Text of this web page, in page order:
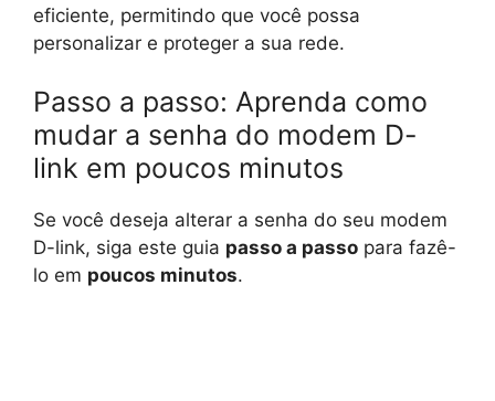
eficiente, permitindo que você possa
personalizar e proteger a sua rede.
Passo a passo: Aprenda como
mudar a senha do modem D-
link em poucos minutos
Se você deseja alterar a senha do seu modem
D-link, siga este guia passo a passo para fazê-
lo em poucos minutos.